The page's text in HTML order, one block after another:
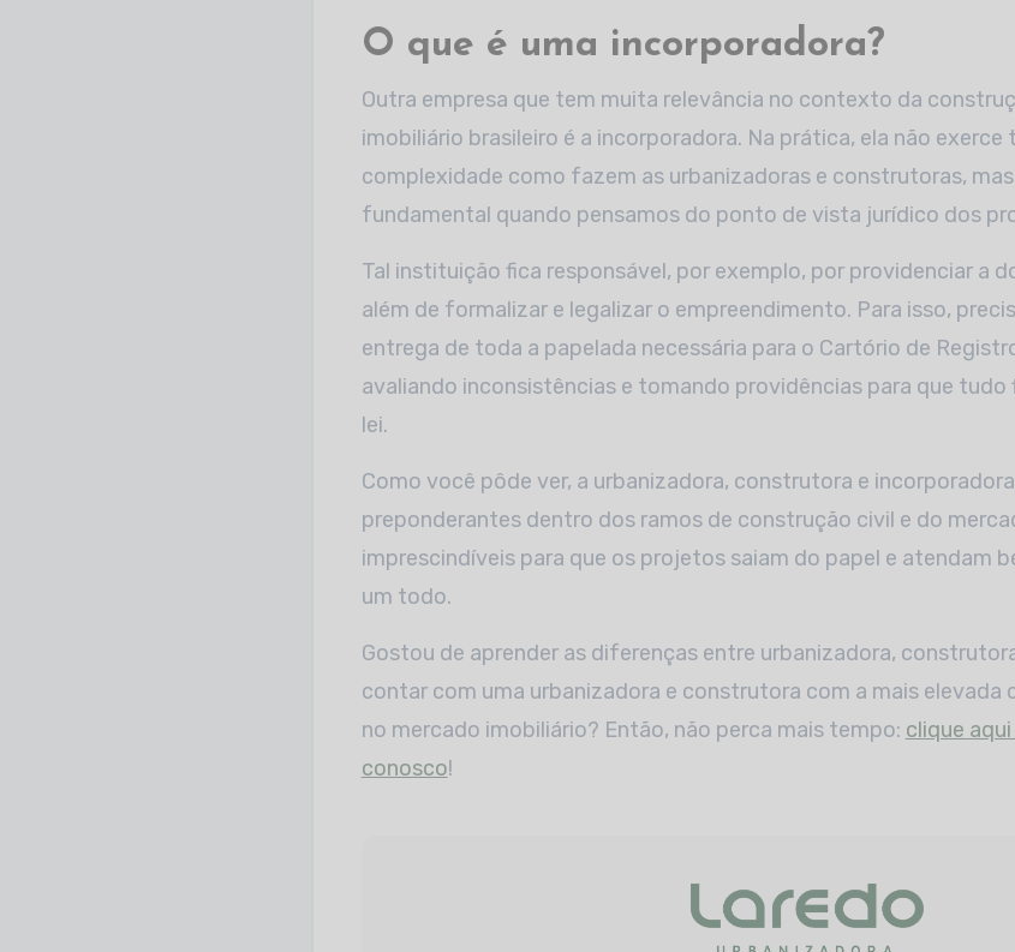
O que é uma incorporadora?
Outra empresa que tem muita relevância no contexto da
imobiliário brasileiro é a incorporadora. Na prática, ela não
complexidade como fazem as urbanizadoras e construtoras,
fundamental quando pensamos do ponto de vista jurídico dos
Tal instituição fica responsável, por exemplo, por providenciar a
além de formalizar e legalizar o empreendimento. Para isso,
entrega de toda a papelada necessária para o Cartório de
avaliando inconsistências e tomando providências para que tudo
lei.
Como você pôde ver, a urbanizadora, construtora e
preponderantes dentro dos ramos de construção civil e do
imprescindíveis para que os projetos saiam do papel e atendam
um todo.
Gostou de aprender as diferenças entre urbanizadora,
contar com uma urbanizadora e construtora com a mais elevada
no mercado imobiliário? Então, não perca mais tempo: clique
conosco!